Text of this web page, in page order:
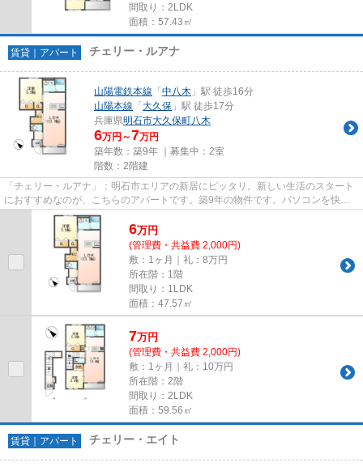
間取り：2LDK
面積：57.43㎡
賃貸｜アパート チェリー・ルアナ
山陽電鉄本線 「 中八木 」駅 徒歩16分
山陽本線 「 大久保 」駅 徒歩17分
兵庫県明石市大久保町八木
6万円～7万円
築年数：築9年 ｜募集中： 2室
階数：2階建
「チェリー・ルアナ」：明石市エリアの新居にピッタリ。新しい生活のスタート
におすすめなのが、こちらのアパートです。築9年の物件です。パソコンを快適
に使いたい方に、光回線を繋い...
6万円
(管理費・共益費 2,000円)
敷：1ヶ月｜礼：8万円
所在階：1階
間取り：1LDK
面積：47.57㎡
7万円
(管理費・共益費 2,000円)
敷：1ヶ月｜礼：10万円
所在階：2階
間取り：2LDK
面積：59.56㎡
賃貸｜アパート チェリー・エイト